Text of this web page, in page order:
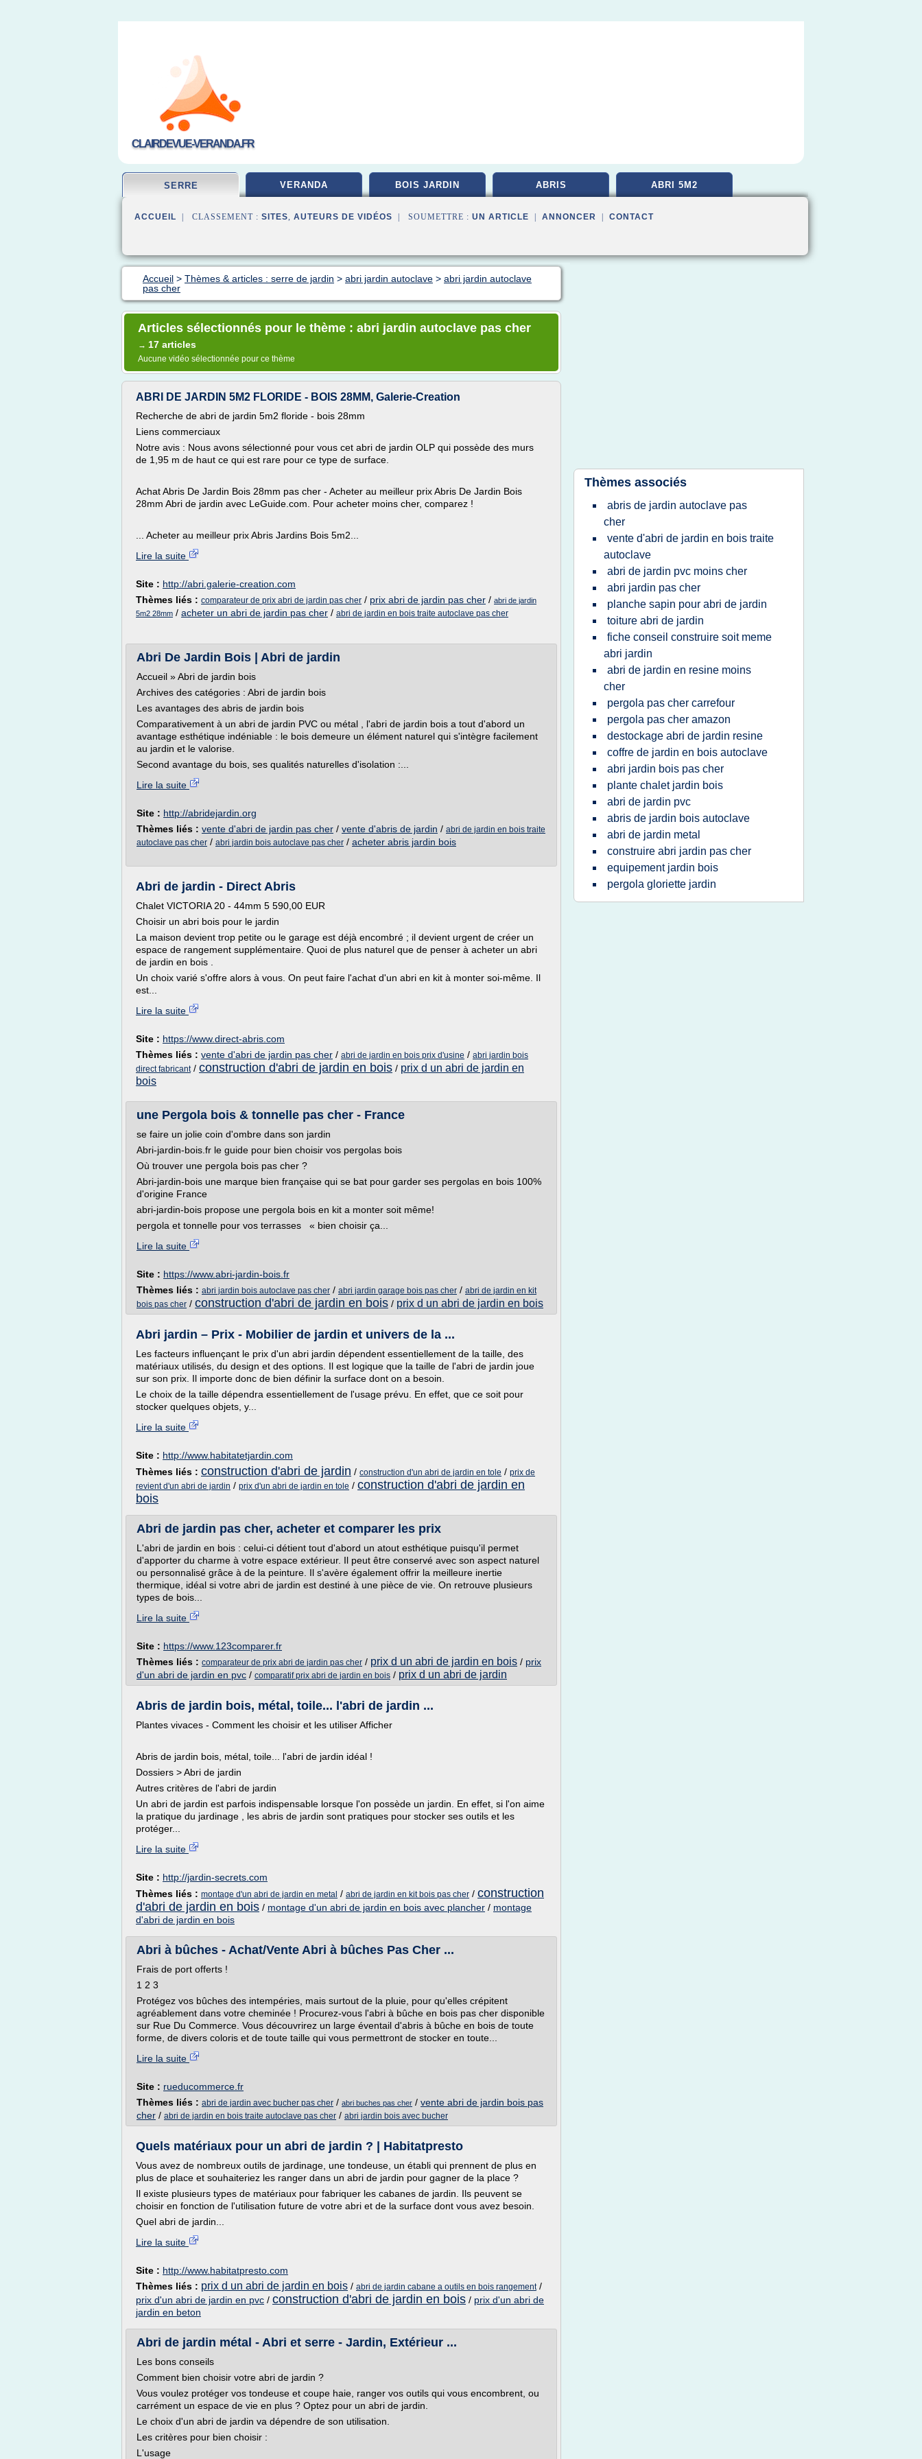
CLAIRDEVUE-VERANDA.FR
SERRE VERANDA BOIS JARDIN ABRIS ABRI 5M2
ACCUEIL | CLASSEMENT : SITES, AUTEURS DE VIDÉOS | SOUMETTRE : UN ARTICLE ANNONCER CONTACT
Accueil > Thèmes & articles : serre de jardin > abri jardin autoclave > abri jardin autoclave
pas cher
Articles sélectionnés pour le thème : abri jardin autoclave pas cher
→ 17 articles
Aucune vidéo sélectionnée pour ce thème
ABRI DE JARDIN 5M2 FLORIDE - BOIS 28MM, Galerie-Creation
Recherche de abri de jardin 5m2 floride - bois 28mm
Liens commerciaux
Notre avis : Nous avons sélectionné pour vous cet abri de jardin OLP qui possède des murs
de 1,95 m de haut ce qui est rare pour ce type de surface.
Achat Abris De Jardin Bois 28mm pas cher - Acheter au meilleur prix Abris De Jardin Bois
28mm Abri de jardin avec LeGuide.com. Pour acheter moins cher, comparez !
... Acheter au meilleur prix Abris Jardins Bois 5m2...
Lire la suite
Site : http://abri.galerie-creation.com
Thèmes liés : comparateur de prix abri de jardin pas cher / prix abri de jardin pas cher / abri de jardin
5m2 28mm / acheter un abri de jardin pas cher / abri de jardin en bois traite autoclave pas cher
Abri De Jardin Bois | Abri de jardin
Accueil » Abri de jardin bois
Archives des catégories : Abri de jardin bois
Les avantages des abris de jardin bois
Comparativement à un abri de jardin PVC ou métal , l'abri de jardin bois a tout d'abord un
avantage esthétique indéniable : le bois demeure un élément naturel qui s'intègre facilement
au jardin et le valorise.
Second avantage du bois, ses qualités naturelles d'isolation :...
Lire la suite
Site : http://abridejardin.org
Thèmes liés : vente d'abri de jardin pas cher / vente d'abris de jardin / abri de jardin en bois traite
autoclave pas cher / abri jardin bois autoclave pas cher / acheter abris jardin bois
Abri de jardin - Direct Abris
Chalet VICTORIA 20 - 44mm 5 590,00 EUR
Choisir un abri bois pour le jardin
La maison devient trop petite ou le garage est déjà encombré ; il devient urgent de créer un
espace de rangement supplémentaire. Quoi de plus naturel que de penser à acheter un abri
de jardin en bois .
Un choix varié s'offre alors à vous. On peut faire l'achat d'un abri en kit à monter soi-même. Il
est...
Lire la suite
Site : https://www.direct-abris.com
Thèmes liés : vente d'abri de jardin pas cher / abri de jardin en bois prix d'usine / abri jardin bois
direct fabricant/ construction d'abri de jardin en bois / prix d un abri de jardin en
bois
une Pergola bois & tonnelle pas cher - France
se faire un jolie coin d'ombre dans son jardin
Abri-jardin-bois.fr le guide pour bien choisir vos pergolas bois
Où trouver une pergola bois pas cher ?
Abri-jardin-bois une marque bien française qui se bat pour garder ses pergolas en bois 100%
d'origine France
abri-jardin-bois propose une pergola bois en kit a monter soit même!
pergola et tonnelle pour vos terrasses « bien choisir ça...
Lire la suite
Site : https://www.abri-jardin-bois.fr
Thèmes liés : abri jardin bois autoclave pas cher / abri jardin garage bois pas cher / abri de jardin en kit
bois pas cher / construction d'abri de jardin en bois / prix d un abri de jardin en bois
Abri jardin – Prix - Mobilier de jardin et univers de la ...
Les facteurs influençant le prix d'un abri jardin dépendent essentiellement de la taille, des
matériaux utilisés, du design et des options. Il est logique que la taille de l'abri de jardin joue
sur son prix. Il importe donc de bien définir la surface dont on a besoin.
Le choix de la taille dépendra essentiellement de l'usage prévu. En effet, que ce soit pour
stocker quelques objets, y...
Lire la suite
Site : http://www.habitatetjardin.com
Thèmes liés : construction d'abri de jardin / construction d'un abri de jardin en tole / prix de
revient d'un abri de jardin / prix d'un abri de jardin en tole / construction d'abri de jardin en
bois
Abri de jardin pas cher, acheter et comparer les prix
L'abri de jardin en bois : celui-ci détient tout d'abord un atout esthétique puisqu'il permet
d'apporter du charme à votre espace extérieur. Il peut être conservé avec son aspect naturel
ou personnalisé grâce à de la peinture. Il s'avère également offrir la meilleure inertie
thermique, idéal si votre abri de jardin est destiné à une pièce de vie. On retrouve plusieurs
types de bois...
Lire la suite
Site : https://www.123comparer.fr
Thèmes liés : comparateur de prix abri de jardin pas cher / prix d un abri de jardin en bois / prix
d'un abri de jardin en pvc / comparatif prix abri de jardin en bois / prix d un abri de jardin
Abris de jardin bois, métal, toile... l'abri de jardin ...
Plantes vivaces - Comment les choisir et les utiliser Afficher
Abris de jardin bois, métal, toile... l'abri de jardin idéal !
Dossiers > Abri de jardin
Autres critères de l'abri de jardin
Un abri de jardin est parfois indispensable lorsque l'on possède un jardin. En effet, si l'on aime
la pratique du jardinage , les abris de jardin sont pratiques pour stocker ses outils et les
protéger...
Lire la suite
Site : http://jardin-secrets.com
Thèmes liés : montage d'un abri de jardin en metal / abri de jardin en kit bois pas cher / construction
d'abri de jardin en bois / montage d'un abri de jardin en bois avec plancher / montage
d'abri de jardin en bois
Abri à bûches - Achat/Vente Abri à bûches Pas Cher ...
Frais de port offerts !
1 2 3
Protégez vos bûches des intempéries, mais surtout de la pluie, pour qu'elles crépitent
agréablement dans votre cheminée ! Procurez-vous l'abri à bûche en bois pas cher disponible
sur Rue Du Commerce. Vous découvrirez un large éventail d'abris à bûche en bois de toute
forme, de divers coloris et de toute taille qui vous permettront de stocker en toute...
Lire la suite
Site : rueducommerce.fr
Thèmes liés : abri de jardin avec bucher pas cher / abri buches pas cher / vente abri de jardin bois pas
cher / abri de jardin en bois traite autoclave pas cher / abri jardin bois avec bucher
Quels matériaux pour un abri de jardin ? | Habitatpresto
Vous avez de nombreux outils de jardinage, une tondeuse, un établi qui prennent de plus en
plus de place et souhaiteriez les ranger dans un abri de jardin pour gagner de la place ?
Il existe plusieurs types de matériaux pour fabriquer les cabanes de jardin. Ils peuvent se
choisir en fonction de l'utilisation future de votre abri et de la surface dont vous avez besoin.
Quel abri de jardin...
Lire la suite
Site : http://www.habitatpresto.com
Thèmes liés : prix d un abri de jardin en bois / abri de jardin cabane a outils en bois rangement/
prix d'un abri de jardin en pvc / construction d'abri de jardin en bois / prix d'un abri de
jardin en beton
Abri de jardin métal - Abri et serre - Jardin, Extérieur ...
Les bons conseils
Comment bien choisir votre abri de jardin ?
Vous voulez protéger vos tondeuse et coupe haie, ranger vos outils qui vous encombrent, ou
carrément un espace de vie en plus ? Optez pour un abri de jardin.
Le choix d'un abri de jardin va dépendre de son utilisation.
Les critères pour bien choisir :
L'usage
Thèmes associés
abris de jardin autoclave pas
cher
vente d'abri de jardin en bois traite
autoclave
abri de jardin pvc moins cher
abri jardin pas cher
planche sapin pour abri de jardin
toiture abri de jardin
fiche conseil construire soit meme
abri jardin
abri de jardin en resine moins
cher
pergola pas cher carrefour
pergola pas cher amazon
destockage abri de jardin resine
coffre de jardin en bois autoclave
abri jardin bois pas cher
plante chalet jardin bois
abri de jardin pvc
abris de jardin bois autoclave
abri de jardin metal
construire abri jardin pas cher
equipement jardin bois
pergola gloriette jardin